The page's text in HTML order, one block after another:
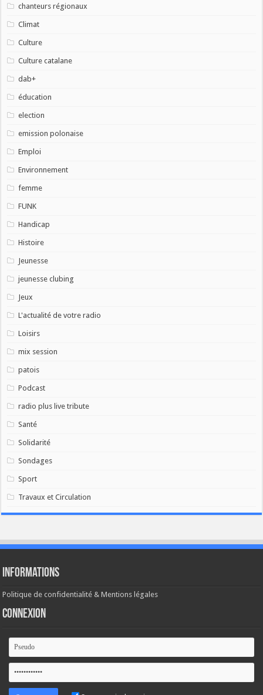
chanteurs régionaux
Climat
Culture
Culture catalane
dab+
éducation
election
emission polonaise
Emploi
Environnement
femme
FUNK
Handicap
Histoire
Jeunesse
jeunesse clubing
Jeux
L'actualité de votre radio
Loisirs
mix session
patois
Podcast
radio plus live tribute
Santé
Solidarité
Sondages
Sport
Travaux et Circulation
Informations
Politique de confidentialité & Mentions légales
Connexion